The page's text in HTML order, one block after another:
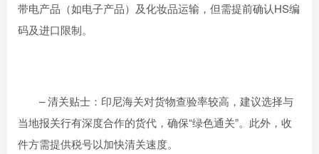
带电产品（如电子产品）及化妆品运输，但需提前确认HS编
码及进口限制。
– 清关贴士：印尼海关对货物查验率较高，建议选择与
当地报关行有深度合作的货代，确保“绿色通关”。此外，收
件方需提供税号以加快清关速度。